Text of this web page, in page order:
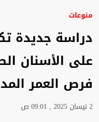
منوعات
دراسة جديدة
على الأسنان
فرص العمر
2 نيسان 2025 , 09:01 ص